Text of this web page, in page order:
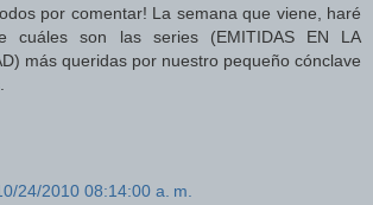
por comentar! La semana que viene, haré
cuáles son las series (EMITIDAS EN LA
más queridas por nuestro pequeño cónclave
24/2010 08:14:00 a. m.